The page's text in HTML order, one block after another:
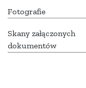
Fotografie
Skany załączonych
dokumentów